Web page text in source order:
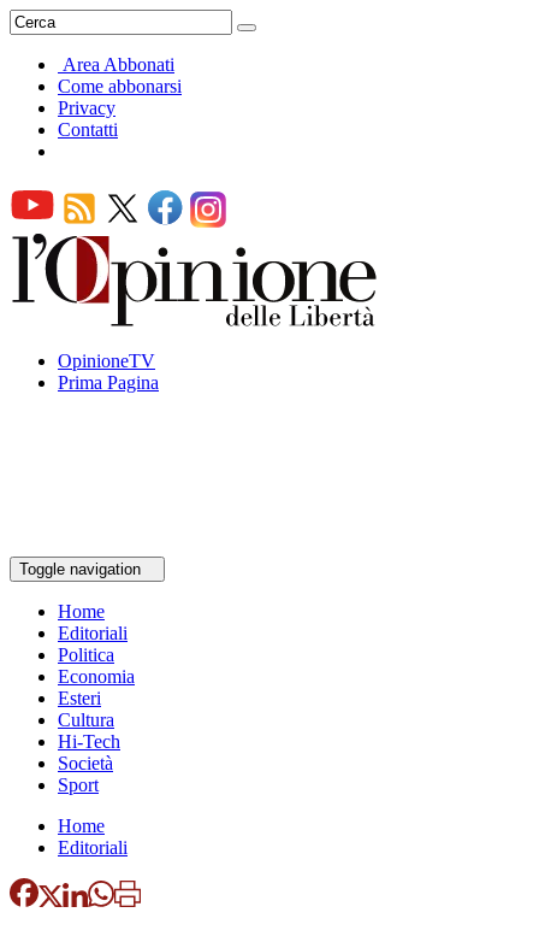
Area Abbonati
Come abbonarsi
Privacy
Contatti
OpinioneTV
Prima Pagina
Toggle navigation
Home
Editoriali
Politica
Economia
Esteri
Cultura
Hi-Tech
Società
Sport
Home
Editoriali